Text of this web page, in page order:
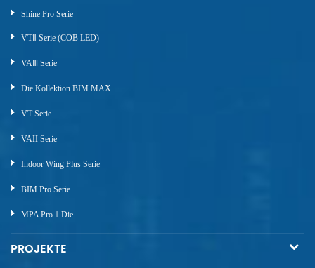
Shine Pro Serie
VTⅡ Serie (COB LED)
VAⅢ Serie
Die Kollektion BIM MAX
VT Serie
VAII Serie
Indoor Wing Plus Serie
BIM Pro Serie
MPA Pro Ⅱ Die
PROJEKTE